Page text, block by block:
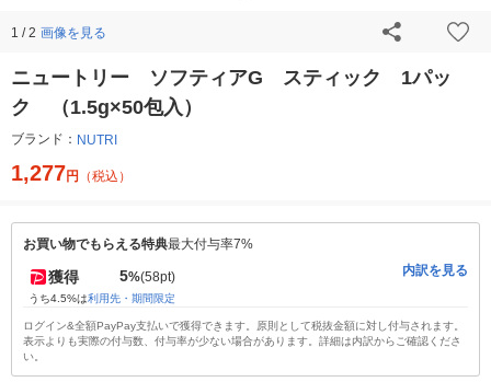
1 / 2 画像を見る
ニュートリー ソフティアG スティック 1パッ
ク （1.5g×50包入）
ブランド： NUTRI
1,277円 （税込）
お買い物でもらえる特典最大付与率7%
獲得 5%(58pt)
うち4.5%は利用先・期間限定
内訳を見る
ログイン&全額PayPay支払いで獲得できます。原則として税抜金額に対し付与されます。
表示よりも実際の付与数、付与率が少ない場合があります。詳細は内訳からご確認くださ
い。